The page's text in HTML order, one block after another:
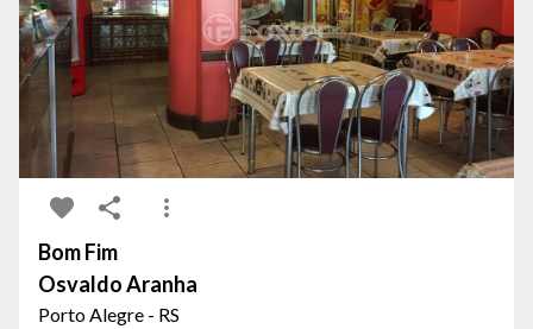
Bom Fim
Osvaldo Aranha
Porto Alegre - RS